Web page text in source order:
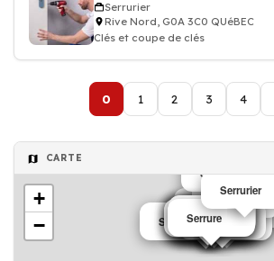
Serrurier
Rive Nord, G0A 3C0 QUéBEC
Clés et coupe de clés
0 1 2 3 4
CARTE
Serrurier
Serrurier
Serrurier
Serrurier
Serrurier
Serrurier
Serrurier
Systèmes d'alarme
Serrurier
Serrurier
Serrurier
Serrurier
Serrurier
Serrurier
Serrurier
Serrurier
Serrurier
Serrure
Serrurier
+
−